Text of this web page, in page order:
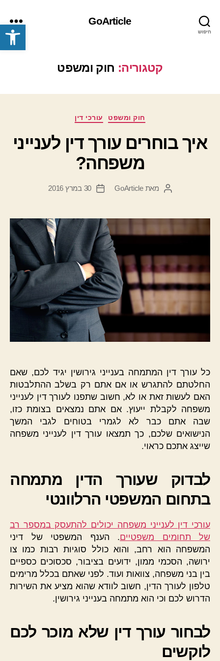
פתח סרגל נגישות חיפוש
GoArticle
תפריט
קטגוריה: חוק ומשפט
קטגוריותחוק ומשפט עורכי דין
איך בוחרים עורך דין לענייני
משפחה?
המחבר
מאתGoArticle
תאריך
30 במרץ 2016
כל עורך דין המתמחה בענייני גירושין יגיד לכם, שאם
החלטתם להתגרש או אם אתם רק בשלב ההתלבטות
האם לעשות זאת או לא, חשוב שתפנו לעורך דין לענייני
משפחה לקבלת ייעוץ. אם אתם נמצאים בצומת כזו,
שבה אתם כבר לא לגמרי בטוחים לגבי המשך
הנישואים שלכם, כך תמצאו עורך דין לענייני משפחה
שייצג אתכם כראוי.
לבדוק שעורך הדין מתמחה
בתחום המשפטי הרלוונטי
עורכי דין לענייני משפחה יכולים להתעסק במספר רב
של תחומים משפטיים. הענף המשפטי של דיני
המשפחה הוא רחב, והוא כולל סוגיות רבות כמו צו
ירושה, הסכמי ממון, ידועים בציבור, סכסוכים כספיים
בין בני משפחה, צוואות ועוד. לפני שאתם בכלל מרימים
טלפון לעורך הדין, חשוב לוודא שהוא מציע את השירות
הדרוש לכם וכי הוא מתמחה בענייני גירושין.
לבחור עורך דין שלא מוכר לכם
לוקשים